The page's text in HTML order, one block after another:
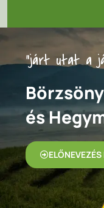
"járt utat a
és